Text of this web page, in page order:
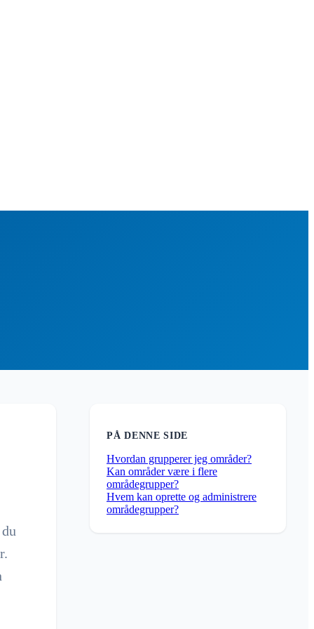
PÅ DENNE SIDE
Hvordan grupperer jeg områder?
Kan områder være i flere
områdegrupper?
Hvem kan oprette og administrere
områdegrupper?